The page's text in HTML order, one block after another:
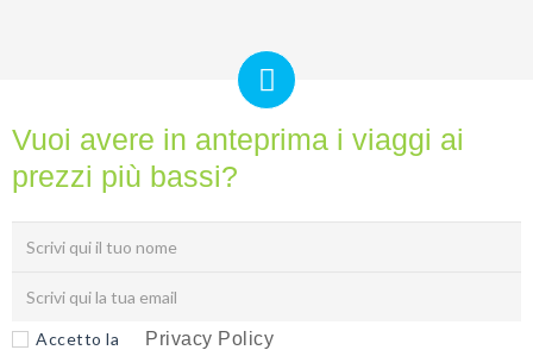
Vuoi avere in anteprima i viaggi ai
prezzi più bassi?
Accetto la Privacy Policy